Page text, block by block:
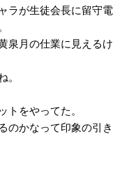
ラが生徒会長に留守電
泉月の仕業に見えるけ
。
トをやってた。
のかなって印象の引き